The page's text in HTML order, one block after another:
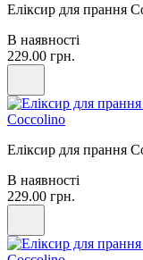
Еліксир для прання
В наявності
229.00 грн.
Coccolino
Еліксир для прання
В наявності
229.00 грн.